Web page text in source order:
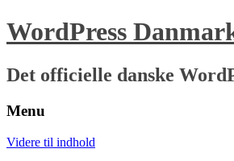
WordPress
Det officielle danske
Menu
Videre til indhold